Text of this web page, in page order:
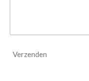
Verzenden